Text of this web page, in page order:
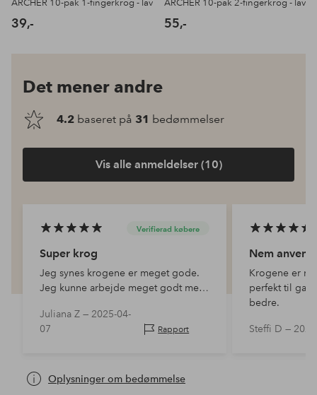
ARCHER 10-pak 1-fingerkrog - lav
39,-
ARCHER 10-pak 2-fingerkrog - lav
55,-
Det mener andre
4.2 baseret på 31 bedømmelser
Vis alle anmeldelser (10)
Verifierad købere
Super krog
Jeg synes krogene er meget gode.
Jeg kunne arbejde meget godt med
Juliana Z — 2025-04-
07
Rapport
Nem
Krogene er
perfekt til
bedre.
Steffi D —
Oplysninger om bedømmelse